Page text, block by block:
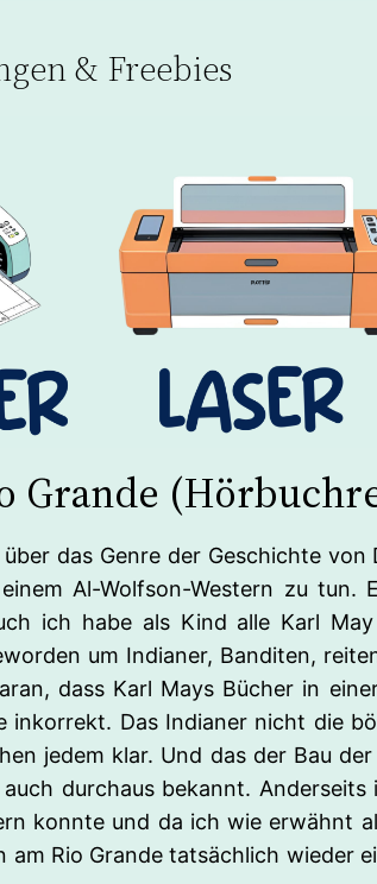
& Freebies
Grande
das Genre der Geschichte
Al-Wolfson-Western zu tun.
ich habe als Kind alle Karl
um Indianer, Banditen,
dass Karl Mays Bücher in
Das Indianer nicht die
jedem klar. Und das der Bau
durchaus bekannt.
konnte und da ich wie erwähnt
Rio Grande tatsächlich wieder